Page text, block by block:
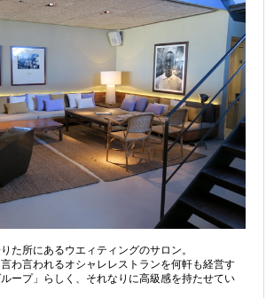
た所にあるウエィティングのサロン。
わ言われるオシャレレストランを何軒も経営す
ープ」らしく、それなりに高級感を持たせてい